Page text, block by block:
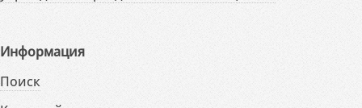
Информация
Поиск